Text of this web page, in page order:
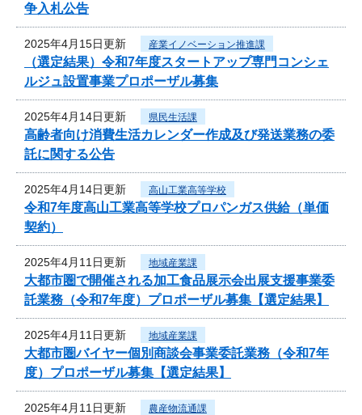
争入札公告
2025年4月15日更新 産業イノベーション推進課
（選定結果）令和7年度スタートアップ専門コンシェ
ルジュ設置事業プロポーザル募集
2025年4月14日更新 県民生活課
高齢者向け消費生活カレンダー作成及び発送業務の委
託に関する公告
2025年4月14日更新 高山工業高等学校
令和7年度高山工業高等学校プロパンガス供給（単価
契約）
2025年4月11日更新 地域産業課
大都市圏で開催される加工食品展示会出展支援事業委
託業務（令和7年度）プロポーザル募集【選定結果】
2025年4月11日更新 地域産業課
大都市圏バイヤー個別商談会事業委託業務（令和7年
度）プロポーザル募集【選定結果】
2025年4月11日更新 農産物流通課